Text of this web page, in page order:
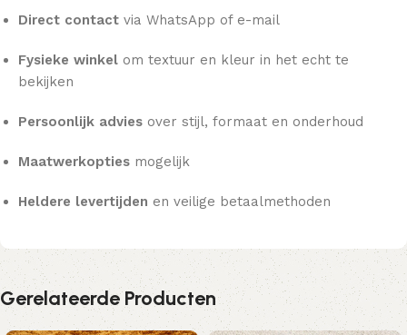
Direct contact via WhatsApp of e-mail
Fysieke winkel om textuur en kleur in het echt te
bekijken
Persoonlijk advies over stijl, formaat en onderhoud
Maatwerkopties mogelijk
Heldere levertijden en veilige betaalmethoden
Gerelateerde Producten